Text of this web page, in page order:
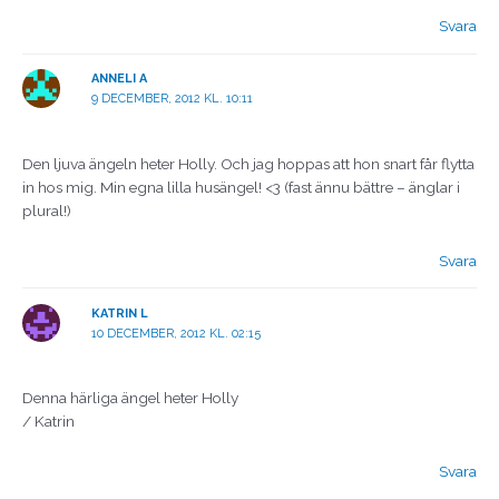
Svara
ANNELI A
9 DECEMBER, 2012 KL. 10:11
Den ljuva ängeln heter Holly. Och jag hoppas att hon snart får flytta
in hos mig. Min egna lilla husängel! <3 (fast ännu bättre – änglar i
plural!)
Svara
KATRIN L
10 DECEMBER, 2012 KL. 02:15
Denna härliga ängel heter Holly
/ Katrin
Svara